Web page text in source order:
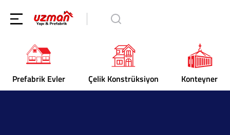
Prefabrik Evler Çelik Konstrüksiyon Konteyner